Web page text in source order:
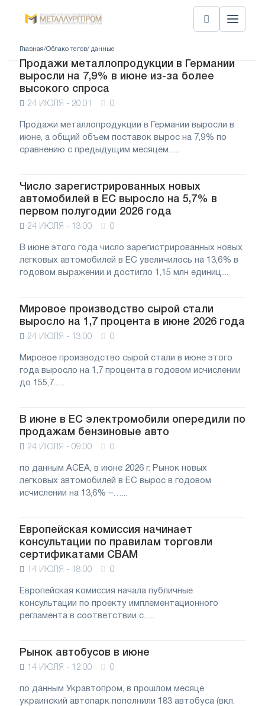
Главная/Облако тегов/ данные
Продажи металлопродукции в Германии
выросли на 7,9% в июне из-за более
высокого спроса
24 ИЮЛЯ - 20:01 0
Продажи металлопродукции в Германии выросли в
июне, а общий объем поставок вырос на 7,9% по
сравнению с предыдущим месяцем......
Число зарегистрированных новых
автомобилей в ЕС выросло на 5,7% в
первом полугодии 2026 года
24 ИЮЛЯ - 13:00 0
В июне этого года число зарегистрированных новых
легковых автомобилей в ЕС увеличилось на 13,6% в
годовом выражении и достигло 1,15 млн единиц....
Мировое производство сырой стали
выросло на 1,7 процента в июне 2026 года
24 ИЮЛЯ - 13:00 0
Мировое производство сырой стали в июне этого
года выросло на 1,7 процента в годовом исчислении
до 155,7......
В июне в ЕС электромобили опередили по
продажам бензиновые авто
24 ИЮЛЯ - 09:00 0
по данным АСЕА, в июне 2026 г. Рынок новых
легковых автомобилей в ЕС вырос в годовом
исчислении на 13,6% –…...
Европейская комиссия начинает
консультации по правилам торговли
сертификатами CBAM
14 ИЮЛЯ - 18:00 0
Европейская комиссия начала публичные
консультации по проекту имплементационного
регламента в соответствии с......
Рынок автобусов в июне
14 ИЮЛЯ - 12:00 0
по данным Укравтопром, в прошлом месяце
украинский автопарк пополнили 183 автобуса (вкл.